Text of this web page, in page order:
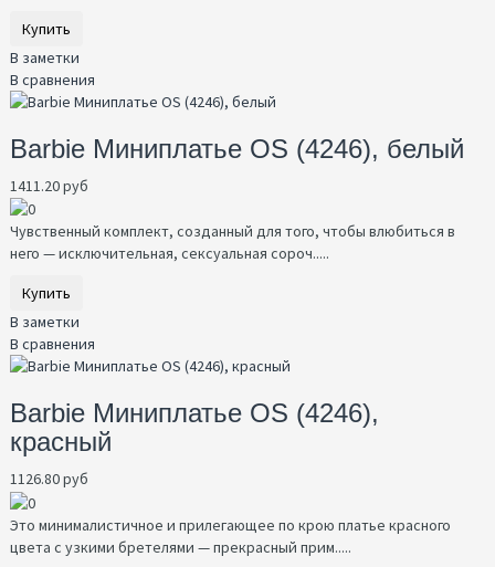
Купить
В заметки
В сравнения
Barbie Миниплатье OS (4246), белый
1411.20 руб
Чувственный комплект, созданный для того, чтобы влюбиться в
него — исключительная, сексуальная сороч.....
Купить
В заметки
В сравнения
Barbie Миниплатье OS (4246),
красный
1126.80 руб
Это минималистичное и прилегающее по крою платье красного
цвета с узкими бретелями — прекрасный прим.....